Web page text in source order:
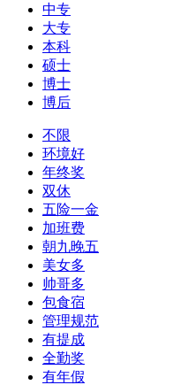
中专
大专
本科
硕士
博士
博后
不限
环境好
年终奖
双休
五险一金
加班费
朝九晚五
美女多
帅哥多
包食宿
管理规范
有提成
全勤奖
有年假